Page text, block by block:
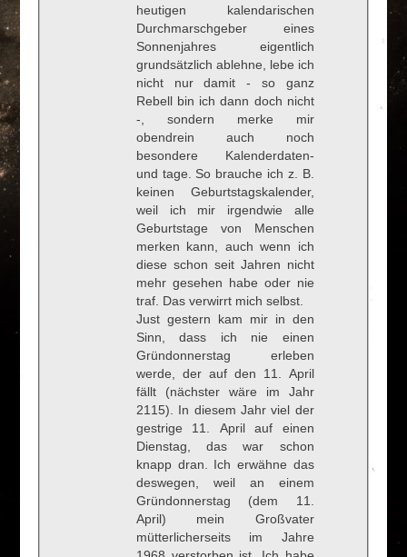
heutigen kalendarischen
Durchmarschgeber eines
Sonnenjahres eigentlich
grundsätzlich ablehne, lebe ich
nicht nur damit - so ganz
Rebell bin ich dann doch nicht
-, sondern merke mir
obendrein auch noch
besondere Kalenderdaten-
und tage. So brauche ich z. B.
keinen Geburtstagskalender,
weil ich mir irgendwie alle
Geburtstage von Menschen
merken kann, auch wenn ich
diese schon seit Jahren nicht
mehr gesehen habe oder nie
traf. Das verwirrt mich selbst.
Just gestern kam mir in den
Sinn, dass ich nie einen
Gründonnerstag erleben
werde, der auf den 11. April
fällt (nächster wäre im Jahr
2115). In diesem Jahr viel der
gestrige 11. April auf einen
Dienstag, das war schon
knapp dran. Ich erwähne das
deswegen, weil an einem
Gründonnerstag (dem 11.
April) mein Großvater
mütterlicherseits im Jahre